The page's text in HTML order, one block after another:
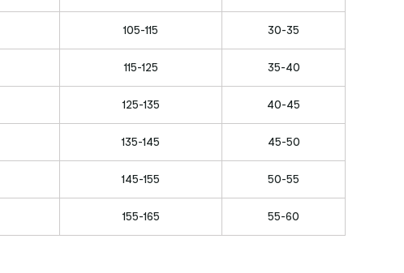
105-115 30-35
115-125 35-40
125-135 40-45
135-145 45-50
145-155 50-55
155-165 55-60